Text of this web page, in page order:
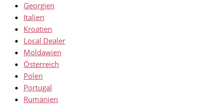
Georgien
Italien
Kroatien
Local Dealer
Moldawien
Österreich
Polen
Portugal
Rumänien